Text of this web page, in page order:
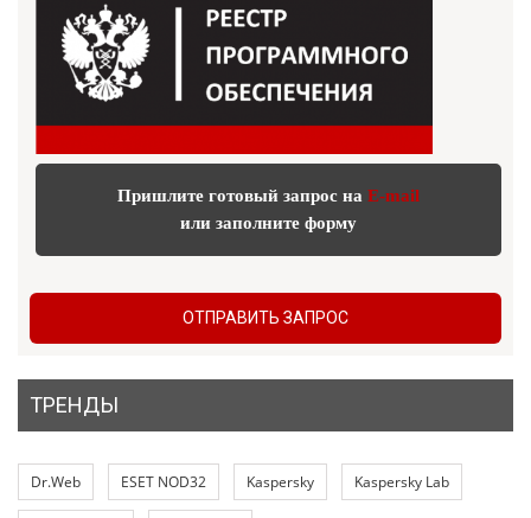
Пришлите готовый запрос на E-mail
или заполните форму
ОТПРАВИТЬ ЗАПРОС
ТРЕНДЫ
Dr.Web ESET NOD32 Kaspersky Kaspersky Lab